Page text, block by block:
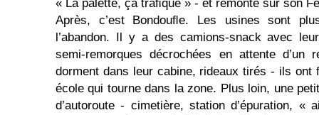
« La palette, ça traﬁque » - et remonte sur son
Après, c’est Bondouﬂe. Les usines sont
l’abandon. Il y a des camions-snack avec
semi-remorques décrochées en attente d’un
dorment dans leur cabine, rideaux tirés - ils ont
école qui tourne dans la zone. Plus loin, une
d’autoroute - cimetière, station d’épuration, «